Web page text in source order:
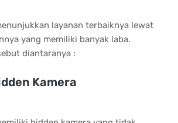
layanan terbaiknya lewat
yang memiliki banyak laba.
diantaranya :
Kаmеrа